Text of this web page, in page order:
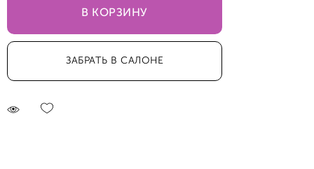
В КОРЗИНУ
ЗАБРАТЬ В САЛОНЕ